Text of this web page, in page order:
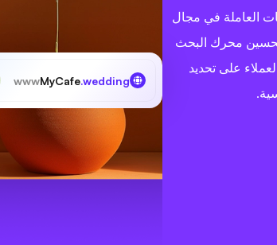
العاملة في مجال
تحسين محرك البحث
على تحديد
wwwMyCafe.wedding